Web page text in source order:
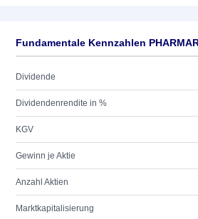
Dividende
Dividendenrendite in %
KGV
Gewinn je Aktie
Anzahl Aktien
Marktkapitalisierung